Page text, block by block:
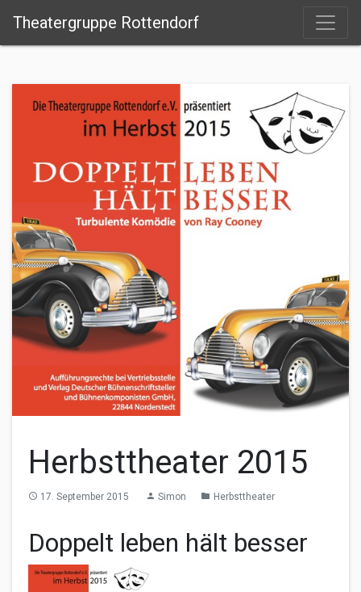
Theatergruppe Rottendorf
Herbsttheater 2015
access_time 17. September 2015 person Simon folder Herbsttheater
Doppelt leben hält besser